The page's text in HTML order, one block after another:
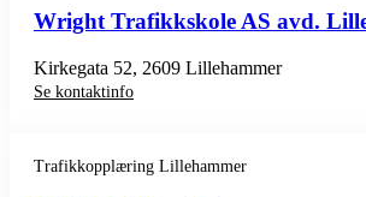
Wright Trafikkskole AS avd.
Kirkegata 52, 2609 Lillehammer
Se kontaktinfo
Trafikkopplæring Lillehammer